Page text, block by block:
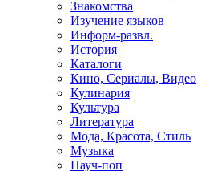
Знакомства
Изучение языков
Информ-развл.
История
Каталоги
Кино, Сериалы, Видео
Кулинария
Культура
Литература
Мода, Красота, Стиль
Музыка
Науч-поп